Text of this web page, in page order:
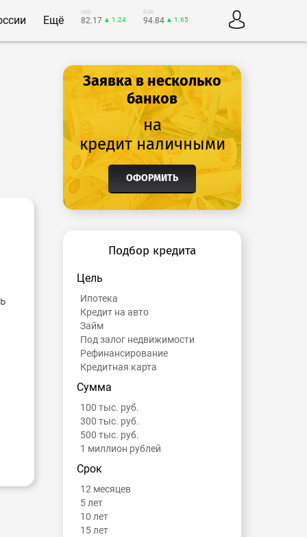
Ещё
USD
82.17 ▲ 1.24
EUR
94.84 ▲ 1.65
Заявка в несколько
банков
на
кредит наличными
ОФОРМИТЬ
Подбор кредита
Цель
Ипотека
Кредит на авто
Займ
Под залог недвижимости
Рефинансирование
Кредитная карта
Сумма
100 тыс. руб.
300 тыс. руб.
500 тыс. руб.
1 миллион рублей
Срок
12 месяцев
5 лет
10 лет
15 лет